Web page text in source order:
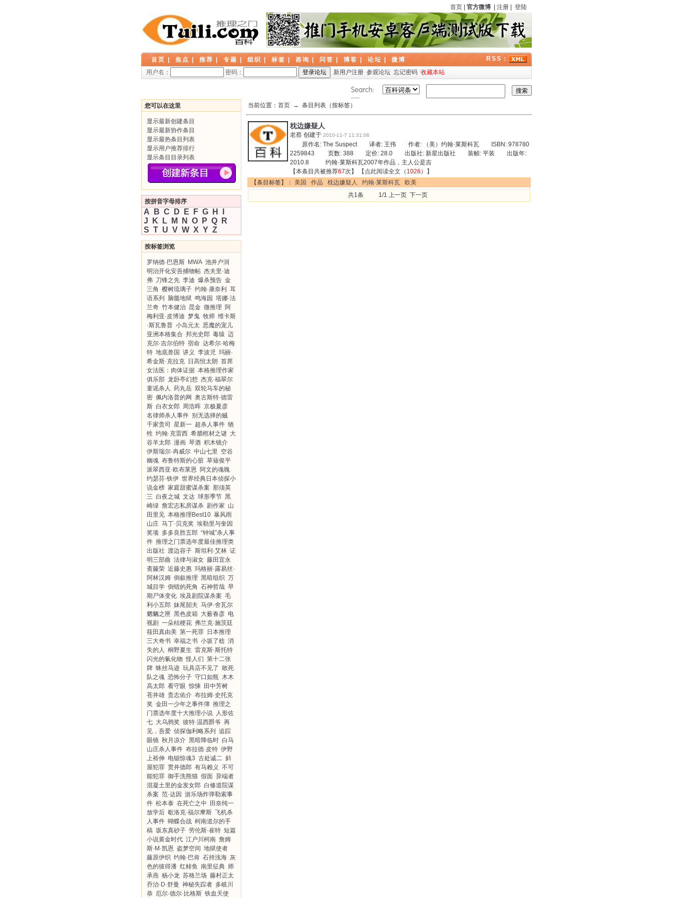
首页 官方微博 注册 登陆
首页 焦点 推荐 专题 组织 标签 咨询 问答 博客 论坛 微博
RSS：
用户名：
密码： 新用户注册 参观论坛 忘记密码 收藏本站
您可以在这里
显示最新创建条目
显示最新协作条目
显示最热条目列表
显示用户推荐排行
显示条目目录列表
按拼音字母排序
A B C D E F G H
J
K L M N O P Q
R
S T U V W X Y Z
按标签浏览
罗纳德·巴恩斯 MWA 池井户润
明治开化安吾捕物帖 杰夫里·迪
弗 刀锋之先 李迪 爆杀预告 金
三角 樱树琉璃子 约翰·康奈利
耳
语系列
脑髓地狱 鸣海园 塔娜·法
兰奇 竹本健治 昆金 微推理 阿
梅利亚·皮博迪 梦鬼 牧师 维卡斯
·斯瓦鲁普 小岛元太 恶魔的宠儿
亚洲本格集合 邦光史郎 毒猿 迈
克尔·吉尔伯特 宿命 达希尔·哈梅
特 地底兽国 讲义 李波児 玛丽·
希金斯·克拉克 日高恒太朗 首席
女法医：肉体证据 本格推理作家
俱乐部 龙卧亭幻想 杰克·福翠尔
童谣杀人 药丸岳 双轮马车的秘
密 佩内洛普的网 奥古斯特·德雷
斯 白衣女郎 周浩晖 京极夏彦
名律师杀人事件 别无选择的贼
千家贵司
星新一 超杀人事件 牺
牲 约翰·克雷西 希腊棺材之谜 大
谷羊太郎 漫画 琴酒 积木镜介
伊斯瑞尔·冉威尔 中山七里 空谷
幽魂 布鲁特斯的心脏 草薙俊平
派翠西亚·欧布莱恩 阿文的魂魄
约瑟芬·铁伊 世界经典日本侦探小
说金榜 家庭甜蜜谋杀案 那须英
三 白夜之城 文达 球形季节 黑
崎绿 詹宏志私房谋杀 剧作家 山
田里见 本格推理Best10 暴风雨
山庄 马丁·贝克奖 埃勒里与奎因
奖项 多多良胜五郎 “钟城”杀人事
件 推理之门票选年度最佳推理类
出版社 渡边容子 斯坦利·艾林 证
明三部曲 法律与淑女 藤田宜永
斋藤荣 近藤史惠 玛格丽·露易丝·
阿林汉姆 倒叙推理 黑暗组织 万
城目学 倒错的死角 石神哲哉 早
期尸体变化 埃及剧院谋杀案 毛
利小五郎 妹尾韶夫 马伊·舍瓦尔
魍魉之匣 黑色皮箱 大薮春彦 电
视剧 一朵桔梗花 弗兰克·施茨廷
筱田真由美 第一死罪 日本推理
三大奇书 幸福之书 小坂了稔 消
失的人 桐野夏生 雷克斯·斯托特
闪光的氰化物 怪人们 第十二张
牌 蛛丝马迹 玩具店不见了 敢死
队之魂 恐怖分子 守口如瓶 木木
高太郎 看守眼 惊悚 田中芳树
苍井雄 贵志佑介 布拉姆·史托克
奖 金田一少年之事件簿 推理之
门票选年度十大推理小说 人形佐
七 大乌鸦奖 彼特·温西爵爷 再
见，吾爱 侦探伽利略系列
追踪
眼镜 秋月凉介 黑暗降临时 白马
山庄杀人事件 布拉德·皮特 伊野
上裕伸 电锯惊魂3 古处诚二 斜
屋犯罪 贯井德郎 有马赖义 不可
能犯罪 御手洗熊猫 假面 异端者
混凝土里的金发女郎 白修道院谋
杀案 范·达因 游乐场炸弹勒索事
件 松本泰 在死亡之中
田奈纯一
放学后 歇洛克·福尔摩斯 飞机杀
人事件 蝴蝶合战 柯南道尔的手
稿 坂东真砂子 劳伦斯·崔特 短篇
小说黄金时代 江户川柯南 詹姆
斯·M·凯恩 盗梦空间 地狱使者
藤原伊织 约翰·巴肯 石持浅海 灰
色的彼得潘 红鲱鱼 南里征典 师
承燕 杨小龙 苏格兰场 藤村正太
乔治·D·舒曼 神秘失踪者 多岐川
恭 厄尔·德尔·比格斯 铁血天使
当前位置： 首页 → 条目列表（按标签）
枕边嫌疑人
老蔡 创建于 2010-11-7 11:31:06
原作名: The Suspect 译者: 王伟 作者: （美）约翰·莱斯科瓦 ISBN: 978780
2259843 页数: 388 定价: 28.0 出版社: 新星出版社 装帧: 平装 出版年:
2010.8 约翰·莱斯科瓦2007年作品，主人公是吉
【本条目共被推荐67次】 【 点此阅读全文 （ 1026 ）】
【条目标签】： 美国 作品 枕边嫌疑人 约翰·莱斯科瓦
欧美
共1条 1/1 上一页 下一页